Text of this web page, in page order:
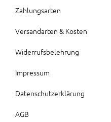
Zahlungsarten
Versandarten & Kosten
Widerrufsbelehrung
Impressum
Datenschutzerklärung
AGB